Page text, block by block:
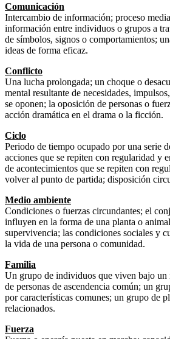
Comunicación
Intercambio de información; proceso
información entre individuos o grupos a
de símbolos, signos o comportamientos;
ideas de forma eficaz.
Conflicto
Una lucha prolongada; un choque o
mental resultante de necesidades,
se oponen; la oposición de personas o
acción dramática en el drama o la ficción.
Ciclo
Periodo de tiempo ocupado por una serie
acciones que se repiten con regularidad y
de acontecimientos que se repiten con
volver al punto de partida; disposición
Medio ambiente
Condiciones o fuerzas circundantes; el
influyen en la forma de una planta o
supervivencia; las condiciones sociales y
la vida de una persona o comunidad.
Familia
Un grupo de individuos que viven bajo un
de personas de ascendencia común; un
por características comunes; un grupo de
relacionados.
Fuerza